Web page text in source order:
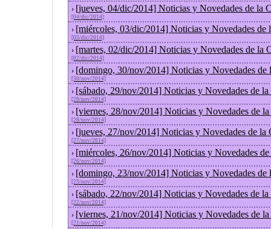
› [jueves, 04/dic/2014] Noticias y Novedades de la
[04/dic/2014]
› [miércoles, 03/dic/2014] Noticias y Novedades de
[03/dic/2014]
› [martes, 02/dic/2014] Noticias y Novedades de la
[02/dic/2014]
› [domingo, 30/nov/2014] Noticias y Novedades de
[30/nov/2014]
› [sábado, 29/nov/2014] Noticias y Novedades de
[29/nov/2014]
› [viernes, 28/nov/2014] Noticias y Novedades de
[28/nov/2014]
› [jueves, 27/nov/2014] Noticias y Novedades de la
[27/nov/2014]
› [miércoles, 26/nov/2014] Noticias y Novedades
[26/nov/2014]
› [domingo, 23/nov/2014] Noticias y Novedades de
[23/nov/2014]
› [sábado, 22/nov/2014] Noticias y Novedades de
[22/nov/2014]
› [viernes, 21/nov/2014] Noticias y Novedades de
[21/nov/2014]